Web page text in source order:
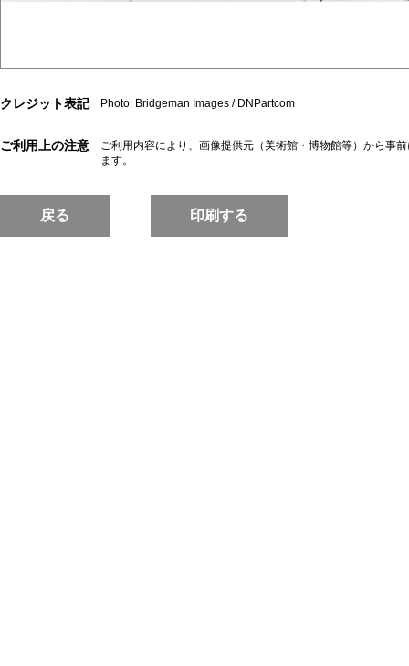
クレジット表記 Photo: Bridgeman Images / DNPartcom
ご利用上の注意
ご利用内容により、画像提供元（美術館・博物館等）から事
ます。
戻る 印刷する